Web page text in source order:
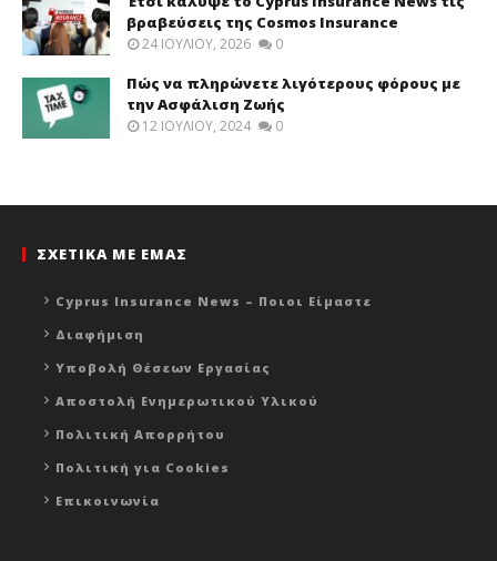
βραβεύσεις της Cosmos Insurance
24 ΙΟΥΛΊΟΥ, 2026 0
Πώς να πληρώνετε λιγότερους φόρους με
την Ασφάλιση Ζωής
12 ΙΟΥΛΊΟΥ, 2024 0
ΣΧΕΤΙΚΑ ΜΕ ΕΜΑΣ
Cyprus Insurance News – Ποιοι Είμαστε
Διαφήμιση
Υποβολή Θέσεων Εργασίας
Αποστολή Ενημερωτικού Υλικού
Πολιτική Απορρήτου
Πολιτική για Cookies
Επικοινωνία